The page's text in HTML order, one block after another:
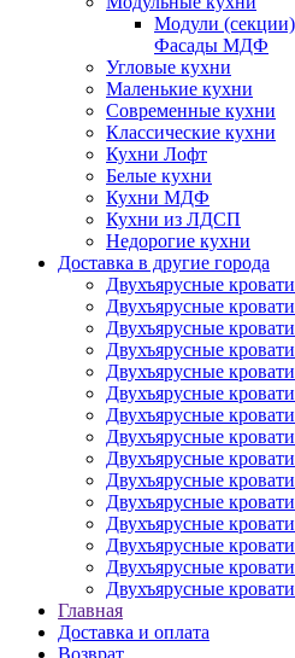
Модули
Фасады МДФ
Угловые кухни
Маленькие кухни
Современные кухни
Классические кухни
Кухни Лофт
Белые кухни
Кухни МДФ
Кухни из ЛДСП
Недорогие кухни
Доставка в другие города
Двухъярусные
Двухъярусные
Двухъярусные
Двухъярусные
Двухъярусные
Двухъярусные
Двухъярусные
Двухъярусные
Двухъярусные
Двухъярусные
Двухъярусные
Двухъярусные
Двухъярусные
Двухъярусные
Двухъярусные
Главная
Доставка и оплата
Возврат